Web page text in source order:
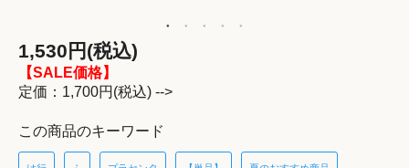
1,530円(税込)
【SALE価格】
定価：1,700円(税込) -->
この商品のキーワード